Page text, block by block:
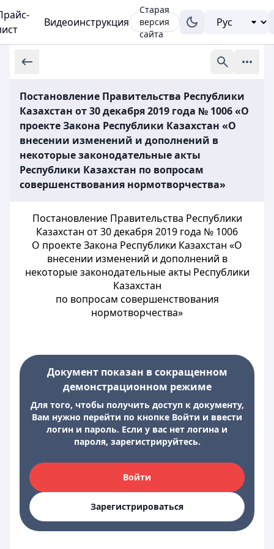
Видеоинструкция
Старая
версия
сайта
Постановление Правительства Республики
Казахстан от 30 декабря 2019 года № 1006 «О
проекте Закона Республики Казахстан «О
внесении изменений и дополнений в
некоторые законодательные акты
Республики Казахстан по вопросам
совершенствования нормотворчества»
Постановление Правительства Республики
Казахстан от 30 декабря 2019 года № 1006
О проекте Закона Республики Казахстан «О
внесении изменений и дополнений в
некоторые законодательные акты Республики
Казахстан
по вопросам совершенствования
нормотворчества»
Документ показан в сокращенном
демонстрационном режиме
Для того, чтобы получить доступ к документу,
Вам нужно перейти по кнопке Войти и ввести
логин и пароль. Если у вас нет логина и
пароля, зарегистрируйтесь.
Войти
Зарегистрироваться